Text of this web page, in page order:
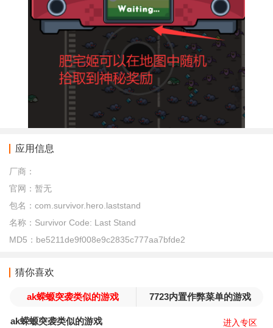
应用信息
厂商：
官网： 暂无
包名： com.survivor.hero.laststand
名称： Survivor Code: Last Stand
MD5： be5211de9f008e9c2835c777aa7bfde2
猜你喜欢
ak蝾螈突袭类似的游戏 7723内置作弊菜单的游戏
ak蝾螈突袭类似的游戏 进入专区